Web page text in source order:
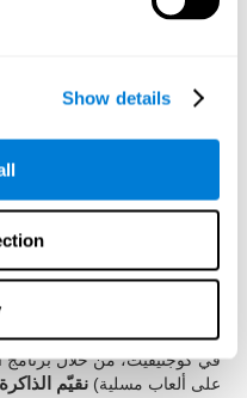
Show details
وزمن الكمون والذاكرة العاملة
هل من الممكن
الصوتية قصيرة
بالطبع نعم، فإن العامل
المدى يكمن فى
بهذه الطريقة أكثر فعالية.
تمارين
المدى. قد علّمنا العلم العصبي
نستخدم دائرة عصبية، يتم
في كوجنيفيت، من خلال برنامج
على ألعاب مسلية)نقيّم